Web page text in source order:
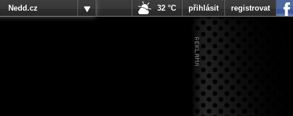
Nedd.cz
32 °C přihlásit registrovat